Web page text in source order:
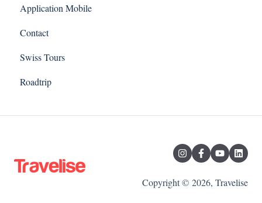
Expérience via une demande d'offre
Application Mobile
Contact
Swiss Tours
Roadtrip
Copyright © 2026, Travelise